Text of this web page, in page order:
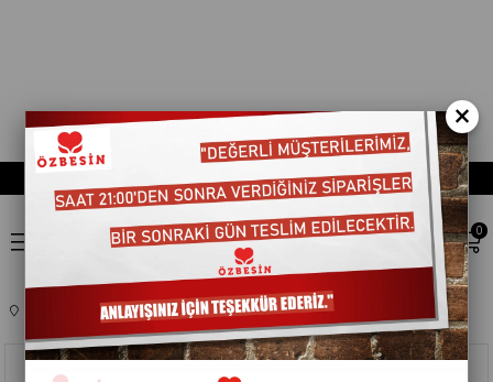
0
TEMIZLIK ÜRÜNLERI EV BAKIM ÜRÜNLERI
Filtreleme
Sıralama
×